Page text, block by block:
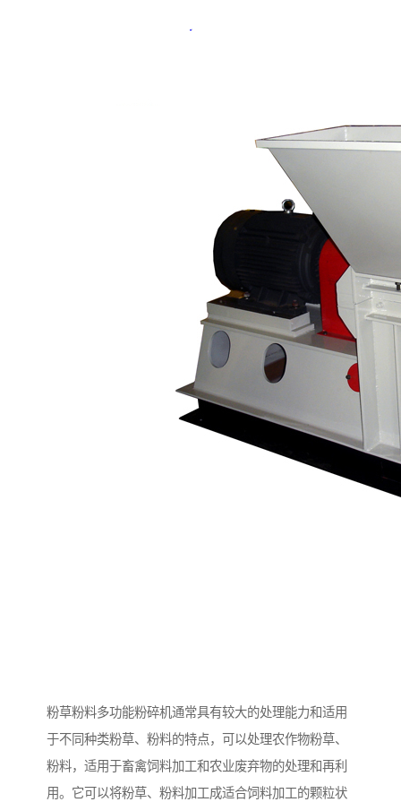
粉草粉料多功能粉碎机通常具有较大的处理能力和适用
于不同种类粉草、粉料的特点，可以处理农作物粉草、
粉料，适用于畜禽饲料加工和农业废弃物的处理和再利
用。它可以将粉草、粉料加工成适合饲料加工的颗粒状